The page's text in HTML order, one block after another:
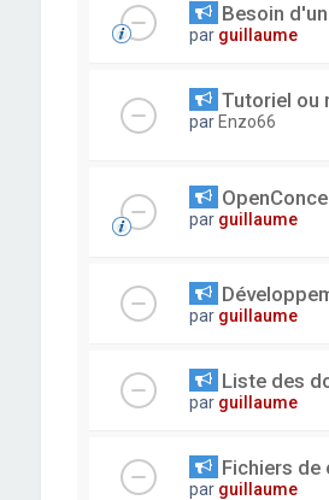
Besoin
par guillaume
Tutoriel ou
par Enzo66
par guillaume
par guillaume
Liste des
par guillaume
Fichiers
par guillaume